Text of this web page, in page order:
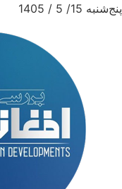
پنج‌شنبه 15/ 5 / 1405